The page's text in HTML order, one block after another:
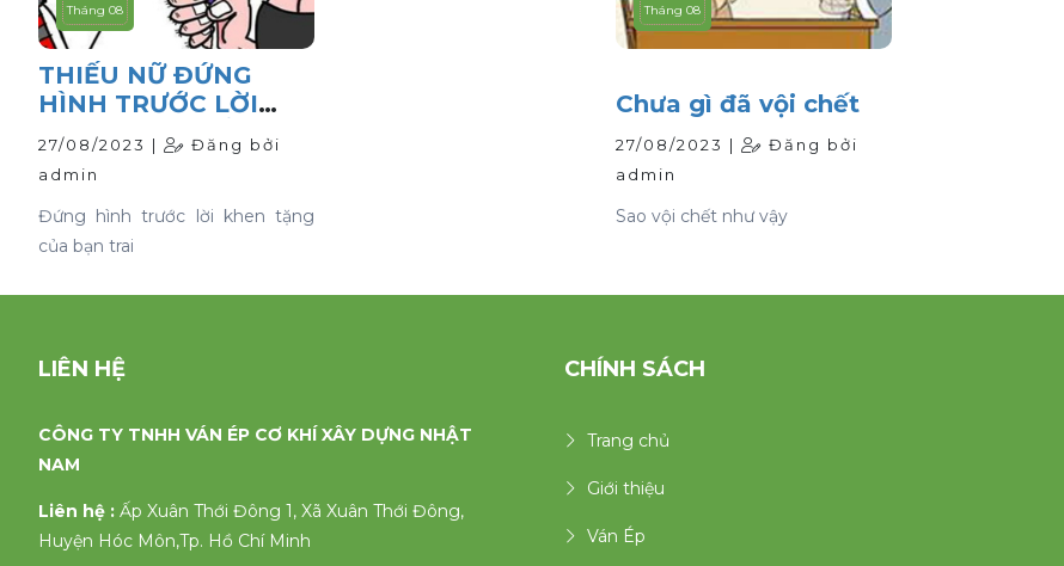
Tháng 08
THIẾU NỮ ĐỨNG
HÌNH TRƯỚC LỜI
KHEN TẶNG CỦA
BẠN TRAI
27/08/2023 |
Đăng bởi
admin
Đứng hình trước lời khen tặng
của bạn trai
Tháng 08
Chưa gì đã vội chết
27/08/2023 |
Đăng bởi
admin
Sao vội chết như vậy
LIÊN HỆ
CÔNG TY TNHH VÁN ÉP CƠ KHÍ XÂY DỰNG NHẬT
NAM
Liên hệ : Ấp Xuân Thới Đông 1, Xã Xuân Thới Đông,
Huyện Hóc Môn,Tp. Hồ Chí Minh
CHÍNH SÁCH
Trang chủ
Giới thiệu
Ván Ép